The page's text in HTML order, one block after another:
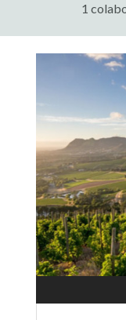
1